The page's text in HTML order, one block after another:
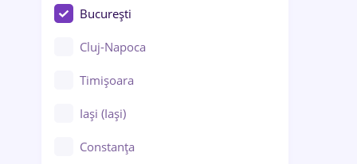
București
Cluj-Napoca
Timișoara
Iași (Iași)
Constanța